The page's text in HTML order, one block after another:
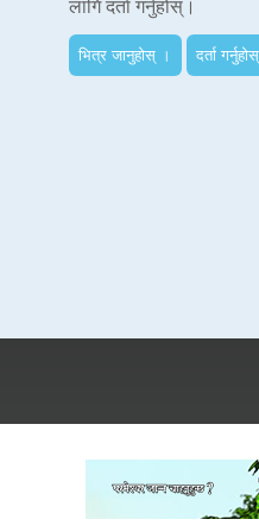
भित्र जानुहोस् । दर्ता गर्नुहोस्